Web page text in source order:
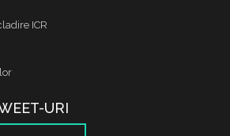
ICR
URI